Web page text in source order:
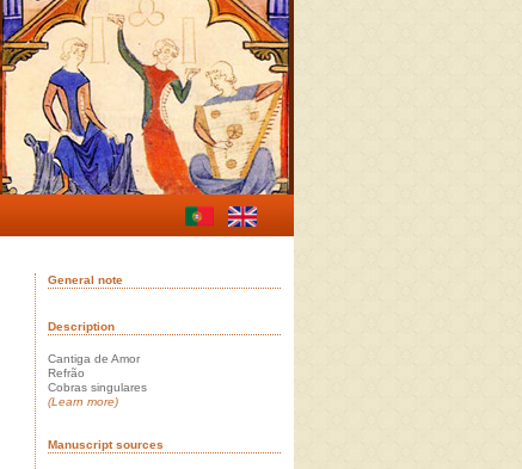
General note
Description
Cantiga de Amor
Refrão
Cobras singulares
(Learn more)
Manuscript sources